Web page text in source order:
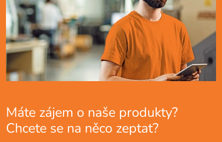
Máte zájem o naše produkty?
Chcete se na něco zeptat?